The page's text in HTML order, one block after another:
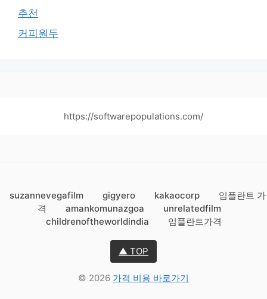
추천
커피원두
https://softwarepopulations.com/
suzannevegafilm gigyero kakaocorp
임플란트 가
격
amankomunazgoa
unrelatedfilm
childrenoftheworldindia
임플란트가격
▲ TOP
© 2026 가격 비용 바로가기